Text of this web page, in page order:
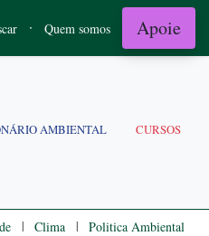
· Quem somos Apoie
AMBIENTAL CURSOS
| Clima | Politica Ambiental